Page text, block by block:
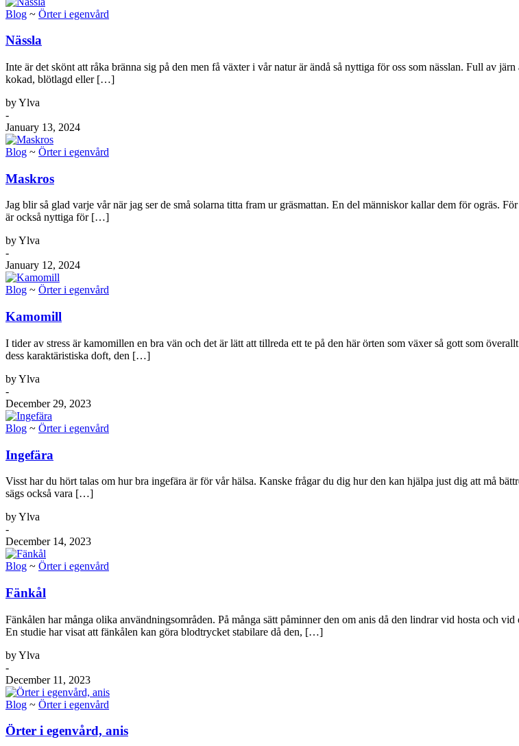
Blog ~ Örter i egenvård
Nässla
Inte är det skönt att råka bränna sig på den men få växter i vår natur är ändå så nyttiga för oss som nässlan. Full av
kokad, blötlagd eller […]
by Ylva
-
January 13, 2024
Blog ~ Örter i egenvård
Maskros
Jag blir så glad varje vår när jag ser de små solarna titta fram ur gräsmattan. En del människor kallar dem för ogräs.
är också nyttiga för […]
by Ylva
-
January 12, 2024
Blog ~ Örter i egenvård
Kamomill
I tider av stress är kamomillen en bra vän och det är lätt att tillreda ett te på den här örten som växer så gott som
dess karaktäristiska doft, den […]
by Ylva
-
December 29, 2023
Blog ~ Örter i egenvård
Ingefära
Visst har du hört talas om hur bra ingefära är för vår hälsa. Kanske frågar du dig hur den kan hjälpa just dig att må
sägs också vara […]
by Ylva
-
December 14, 2023
Blog ~ Örter i egenvård
Fänkål
Fänkålen har många olika användningsområden. På många sätt påminner den om anis då den lindrar vid hosta och
En studie har visat att fänkålen kan göra blodtrycket stabilare då den, […]
by Ylva
-
December 11, 2023
Blog ~ Örter i egenvård
Örter i egenvård, anis